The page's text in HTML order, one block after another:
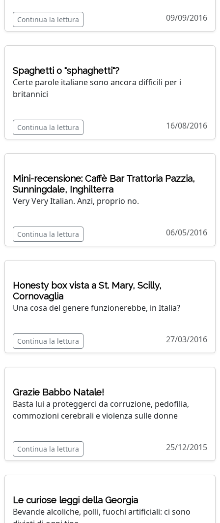
Continua la lettura 09/09/2016
Spaghetti o "sphaghetti"?
Certe parole italiane sono ancora difficili per i
britannici
Continua la lettura 16/08/2016
Mini-recensione: Caffè Bar Trattoria Pazzia,
Sunningdale, Inghilterra
Very Very Italian. Anzi, proprio no.
Continua la lettura 06/05/2016
Honesty box vista a St. Mary, Scilly,
Cornovaglia
Una cosa del genere funzionerebbe, in Italia?
Continua la lettura 27/03/2016
Grazie Babbo Natale!
Basta lui a proteggerci da corruzione, pedofilia,
commozioni cerebrali e violenza sulle donne
Continua la lettura 25/12/2015
Le curiose leggi della Georgia
Bevande alcoliche, polli, fuochi artificiali: ci sono